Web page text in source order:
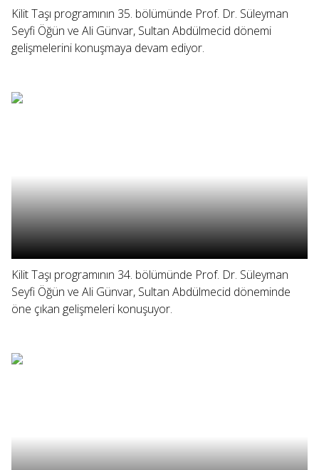
Kilit Taşı programının 35. bölümünde Prof. Dr. Süleyman
Seyfi Öğün ve Ali Günvar, Sultan Abdülmecid dönemi
gelişmelerini konuşmaya devam ediyor.
Kilit Taşı programının 34. bölümünde Prof. Dr. Süleyman
Seyfi Öğün ve Ali Günvar, Sultan Abdülmecid döneminde
öne çıkan gelişmeleri konuşuyor.